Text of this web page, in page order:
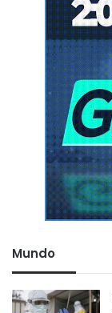
Mundo